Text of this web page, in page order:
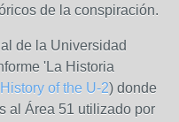
de la conspiración.
de la Universidad
'La Historia
of the U-2) donde
al Área 51 utilizado por